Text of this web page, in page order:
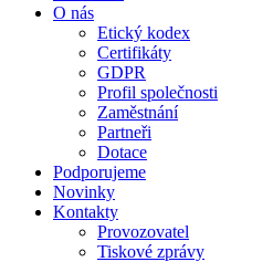
O nás
Etický kodex
Certifikáty
GDPR
Profil společnosti
Zaměstnání
Partneři
Dotace
Podporujeme
Novinky
Kontakty
Provozovatel
Tiskové zprávy